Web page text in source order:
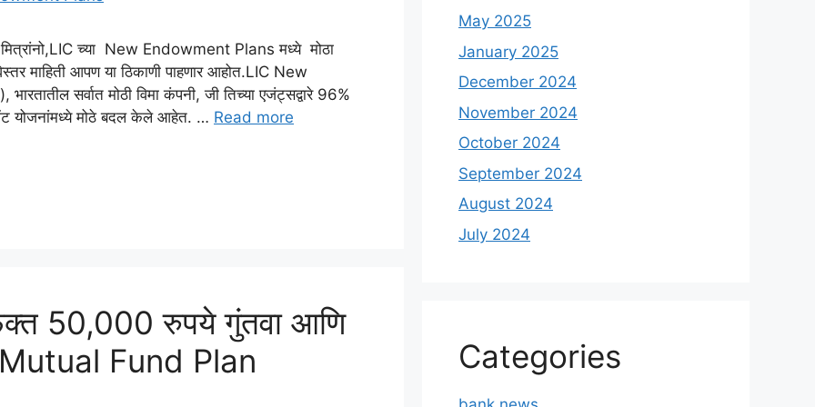
च्या New Endowment Plans मध्ये मोठा
माहिती आपण या ठिकाणी पाहणार आहोत.LIC New
सर्वात मोठी विमा कंपनी, जी तिच्या एजंट्सद्वारे 96%
योजनांमध्ये मोठे बदल केले आहेत. … Read more
50,000 रुपये गुंतवा आणि
Mutual Fund Plan
May 2025
January 2025
December 2024
November 2024
October 2024
September 2024
August 2024
July 2024
Categories